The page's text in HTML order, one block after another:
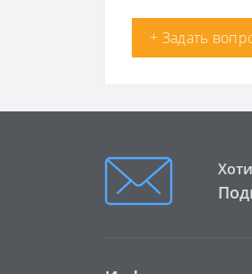
+ Задать